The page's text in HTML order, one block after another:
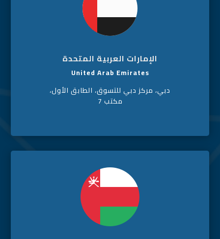
الإمارات العربية المتحدة
United Arab Emirates
دبي، مركز دبي للتسوق، الطابق الأول،
مكتب 7